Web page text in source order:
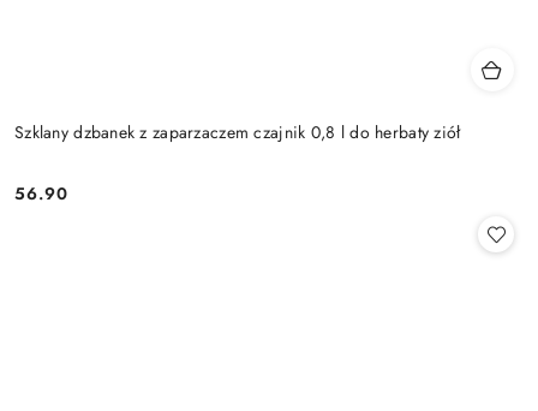
Szklany dzbanek z zaparzaczem czajnik 0,8 l do herbaty ziół
Cena:
56.90